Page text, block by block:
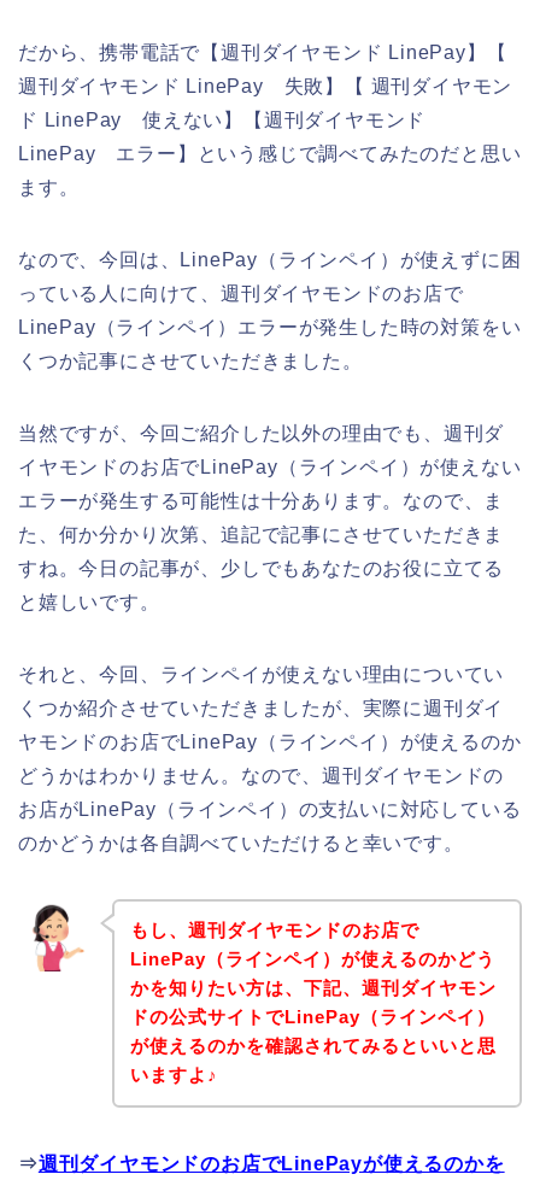
だから、携帯電話で【週刊ダイヤモンド LinePay】【
週刊ダイヤモンド LinePay 失敗】【 週刊ダイヤモン
ド LinePay 使えない】【週刊ダイヤモンド
LinePay エラー】という感じで調べてみたのだと思い
ます。
なので、今回は、LinePay（ラインペイ）が使えずに困
っている人に向けて、週刊ダイヤモンドのお店で
LinePay（ラインペイ）エラーが発生した時の対策をい
くつか記事にさせていただきました。
当然ですが、今回ご紹介した以外の理由でも、週刊ダ
イヤモンドのお店でLinePay（ラインペイ）が使えない
エラーが発生する可能性は十分あります。なので、ま
た、何か分かり次第、追記で記事にさせていただきま
すね。今日の記事が、少しでもあなたのお役に立てる
と嬉しいです。
それと、今回、ラインペイが使えない理由についてい
くつか紹介させていただきましたが、実際に週刊ダイ
ヤモンドのお店でLinePay（ラインペイ）が使えるのか
どうかはわかりません。なので、週刊ダイヤモンドの
お店がLinePay（ラインペイ）の支払いに対応している
のかどうかは各自調べていただけると幸いです。
もし、週刊ダイヤモンドのお店で
LinePay（ラインペイ）が使えるのかどう
かを知りたい方は、下記、週刊ダイヤモン
ドの公式サイトでLinePay（ラインペイ）
が使えるのかを確認されてみるといいと思
いますよ♪
⇒週刊ダイヤモンドのお店でLinePayが使えるのかを